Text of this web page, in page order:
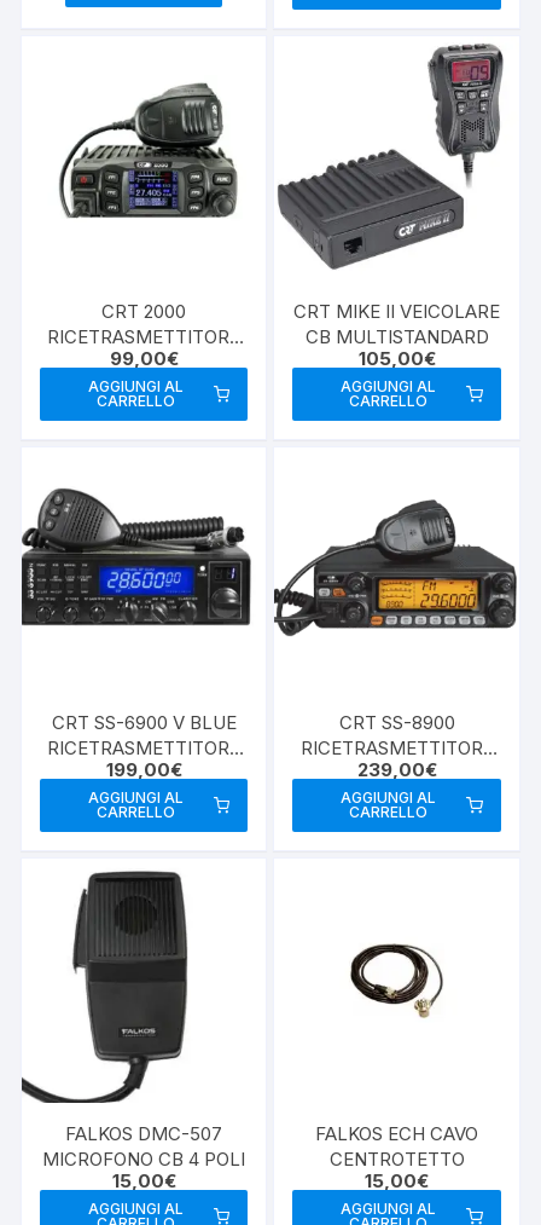
CRT 2000
RICETRASMETTITORE
CB VEICOLARE 12/24
VOLT
99,00€
AGGIUNGI AL
CARRELLO
CRT MIKE II VEICOLARE
CB MULTISTANDARD
105,00€
AGGIUNGI AL
CARRELLO
CRT SS-6900 V BLUE
RICETRASMETTITORE
28MHZ
199,00€
AGGIUNGI AL
CARRELLO
CRT SS-8900
RICETRASMETTITORE
28MHZ
239,00€
AGGIUNGI AL
CARRELLO
FALKOS DMC-507
MICROFONO CB 4 POLI
15,00€
AGGIUNGI AL
FALKOS ECH CAVO
CENTROTETTO
15,00€
AGGIUNGI AL